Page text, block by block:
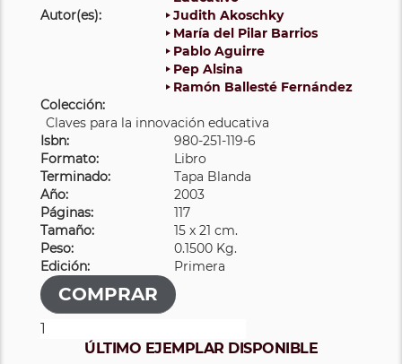
Autor(es):
Judith Akoschky
María del Pilar Barrios
Pablo Aguirre
Pep Alsina
Ramón Ballesté Fernández
Colección:
Claves para la innovación educativa
Isbn:
980-251-119-6
Formato:
Libro
Terminado:
Tapa Blanda
Año:
2003
Páginas:
117
Tamaño:
15 x 21 cm.
Peso:
0.1500 Kg.
Edición:
Primera
ÚLTIMO EJEMPLAR DISPONIBLE